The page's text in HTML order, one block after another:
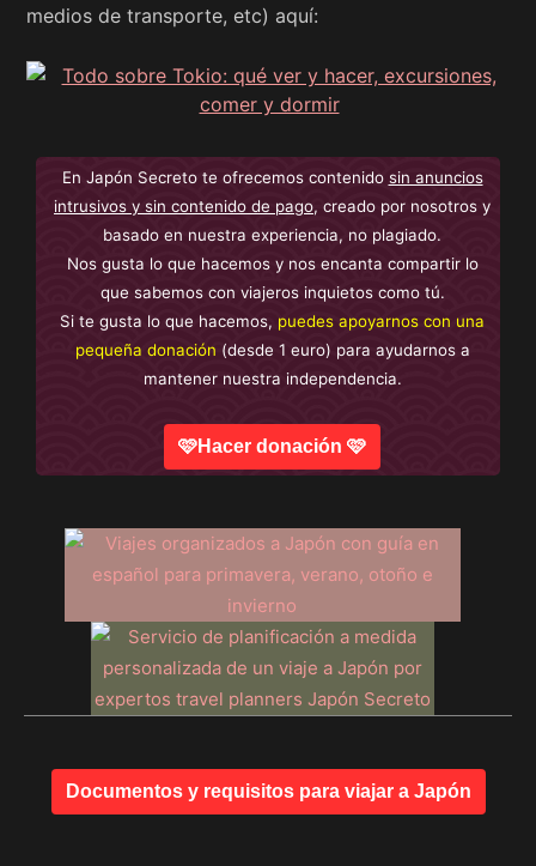
medios de transporte, etc) aquí:
En Japón Secreto te ofrecemos contenido sin anuncios
intrusivos y sin contenido de pago, creado por nosotros y
basado en nuestra experiencia, no plagiado.
Nos gusta lo que hacemos y nos encanta compartir lo
que sabemos con viajeros inquietos como tú.
Si te gusta lo que hacemos, puedes apoyarnos con una
pequeña donación (desde 1 euro) para ayudarnos a
mantener nuestra independencia.
🩷Hacer donación 🩷
Documentos y requisitos para viajar a Japón